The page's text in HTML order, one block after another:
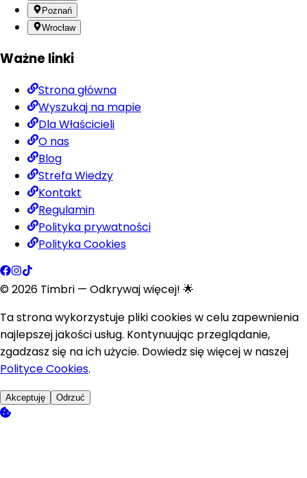
Poznań
Wrocław
Ważne linki
Strona główna
Wyszukaj na mapie
Dla Właścicieli
O nas
Blog
Strefa Wiedzy
Kontakt
Regulamin
Polityka prywatności
Polityka Cookies
©2026 Timbri — Odkrywaj więcej! 🌟
Ta strona wykorzystuje pliki cookies w celu zapewnienia
najlepszej jakości usług. Kontynuując przeglądanie,
zgadzasz się na ich użycie. Dowiedz się więcej w naszej
Polityce Cookies.
Akceptuję Odrzuć